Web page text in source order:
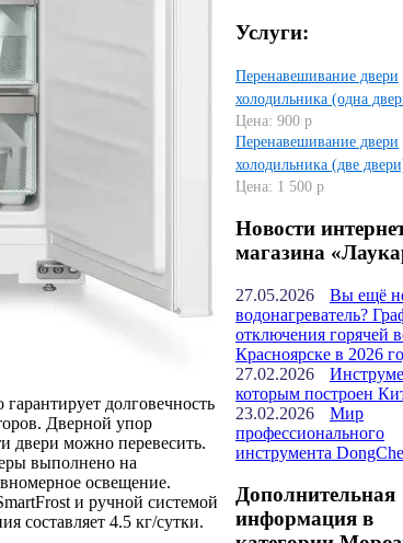
Услуги:
Перенавешивание двери
холодильника (одна
Цена: 900 р
Перенавешивание двери
холодильника (две
Цена: 1 500 р
Новости
магазина
27.05.2026
Вы ещё
водонагреватель?
отключения горячей
Красноярске в 2026
27.02.2026
которым построен
23.02.2026
Мир
профессионального
инструмента
Дополнительная
информация в
долговечность
Дверной упор
двери можно перевесить.
выполнено на
освещение.
и ручной системой
составляет 4.5 кг/сутки.